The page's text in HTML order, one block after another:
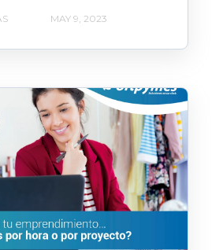
MAY 9, 2023